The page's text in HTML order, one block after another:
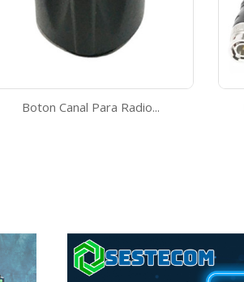
Boton Canal Para Radio...